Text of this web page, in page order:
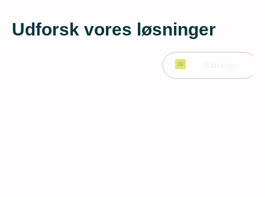
Udforsk vores løsninger